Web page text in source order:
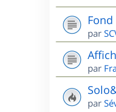
par
par
par